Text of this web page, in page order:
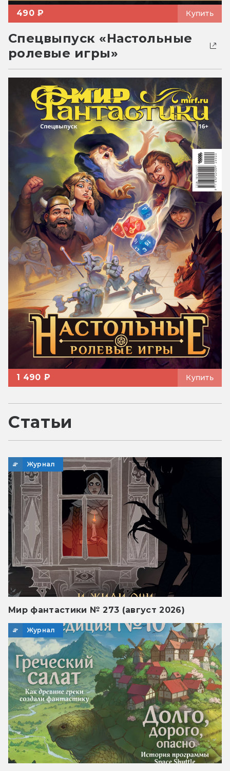
490 ₽ Купить
Спецвыпуск «Настольные
ролевые игры»
1 490 ₽ Купить
Статьи
Журнал
Мир фантастики № 273 (август 2026)
Журнал